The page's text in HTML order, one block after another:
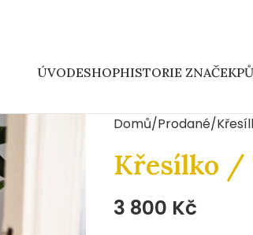
ÚVODESHOPHISTORIE ZNAČEK
Domů Prodané
Křesílko /
3 800 Kč